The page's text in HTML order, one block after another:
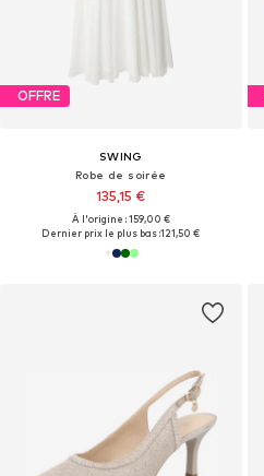
OFFRE
SWING
Robe de soirée
135,15 €
À l'origine : 159,00 €
Dernier prix le plus bas :121,50 €